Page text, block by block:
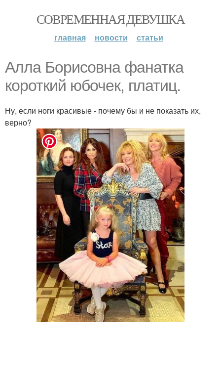
СОВРЕМЕННАЯ ДЕВУШКА
главная новости статьи
Алла Борисовна фанатка
короткий юбочек, платиц.
Ну, если ноги красивые - почему бы и не показать их,
верно?